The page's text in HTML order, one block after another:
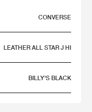
CONVERSE
LEATHER ALL STAR J HI
BILLY'S BLACK